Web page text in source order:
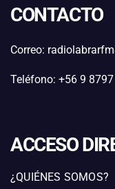
CONTACTO
Correo:
Teléfono: +56 9 8797
ACCESO
¿QUIÉNES SOMOS?